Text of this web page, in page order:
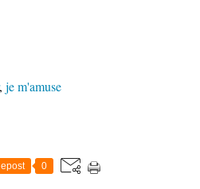
, je m'amuse
0